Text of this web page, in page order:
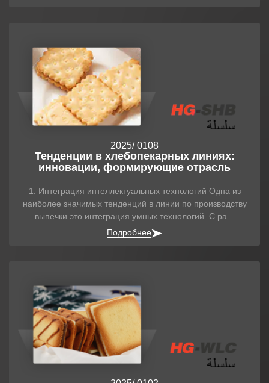
08
/ 01
2025
Тенденции в хлебопекарных линиях:
инновации, формирующие отрасль
1. Интеграция интеллектуальных технологий Одна из
наиболее значимых тенденций в линии по производству
выпечки это интеграция умных технологий. С ра...
Подробнее